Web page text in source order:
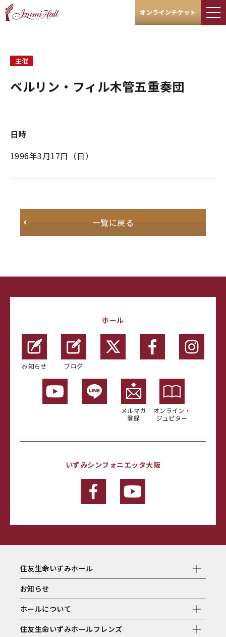
オンラインチケット
主催
ベルリン・フィル木管五重奏団
日時
1996年3月17日（日）
一覧に戻る
ホール
お知らせ ブログ
メルマガ
登録
オンライン・
ジュピター
いずみシンフォニエッタ大阪
住友生命いずみホール
お知らせ
ホールについて
住友生命いずみホールフレンズ